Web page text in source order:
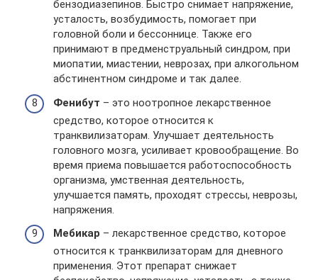
бензодиазепинов. Быстро снимает напряжение,
усталость, возбудимость, помогает при
головной боли и бессоннице. Также его
принимают в предменструальный синдром, при
миопатии, миастении, неврозах, при алкогольном
абстинентном синдроме и так далее.
Фенибут – это ноотропное лекарственное
средство, которое относится к
транквилизаторам. Улучшает деятельность
головного мозга, усиливает кровообращение. Во
время приема повышается работоспособность
организма, умственная деятельность,
улучшается память, проходят стрессы, неврозы,
напряжения.
Мебикар – лекарственное средство, которое
относится к транквилизаторам для дневного
применения. Этот препарат снижает